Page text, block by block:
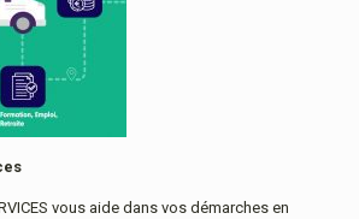
vous aide dans vos démarches en